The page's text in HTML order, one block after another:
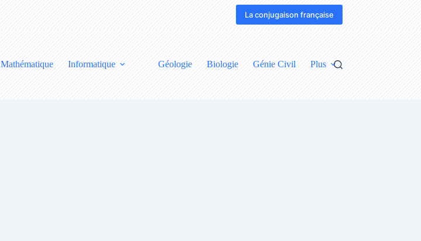
La conjugaison française
Mathématique Informatique Géologie Biologie Génie Civil Plus